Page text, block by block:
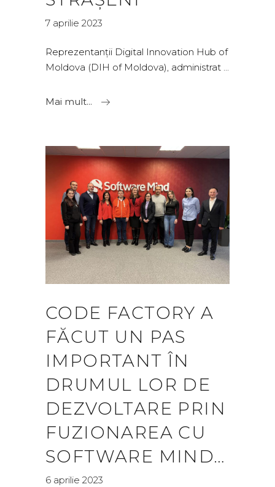
7 aprilie 2023
Reprezentanții Digital Innovation Hub of
Moldova (DIH of Moldova), administrat
Mai mult...
CODE FACTORY A
FĂCUT UN PAS
IMPORTANT ÎN
DRUMUL LOR DE
DEZVOLTARE PRIN
FUZIONAREA CU
SOFTWARE MIND…
6 aprilie 2023